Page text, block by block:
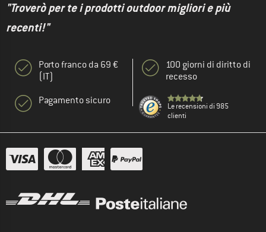
"Troverò per te i prodotti outdoor migliori e più
recenti!"
Porto franco da 69 €
(IT)
Pagamento sicuro
100 giorni di diritto di
recesso
Le recensioni di 985
clienti